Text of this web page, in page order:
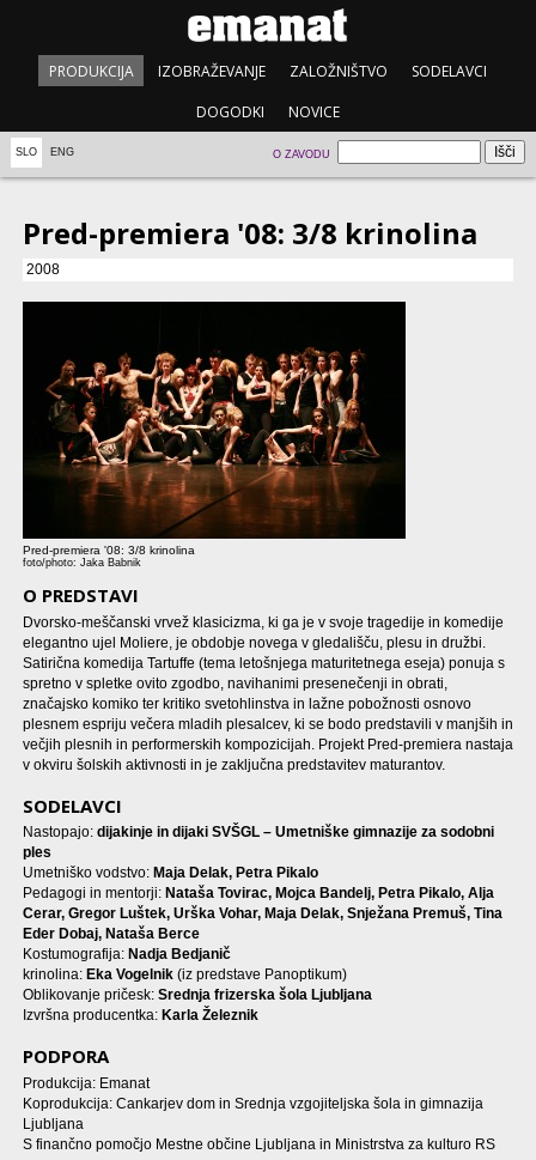
PRODUKCIJA IZOBRAŽEVANJE ZALOŽNIŠTVO SODELAVCI
DOGODKI NOVICE
SLO ENG O ZAVODU
Pred-premiera '08: 3/8 krinolina
2008
Pred-premiera '08: 3/8 krinolina
foto/photo: Jaka Babnik
O PREDSTAVI
Dvorsko-meščanski vrvež klasicizma, ki ga je v svoje tragedije in komedije
elegantno ujel Moliere, je obdobje novega v gledališču, plesu in družbi.
Satirična komedija Tartuffe (tema letošnjega maturitetnega eseja) ponuja s
spretno v spletke ovito zgodbo, navihanimi presenečenji in obrati,
značajsko komiko ter kritiko svetohlinstva in lažne pobožnosti osnovo
plesnem espriju večera mladih plesalcev, ki se bodo predstavili v manjših in
večjih plesnih in performerskih kompozicijah. Projekt Pred-premiera nastaja
v okviru šolskih aktivnosti in je zaključna predstavitev maturantov.
SODELAVCI
Nastopajo: dijakinje in dijaki SVŠGL – Umetniške gimnazije za sodobni
ples
Umetniško vodstvo: Maja Delak, Petra Pikalo
Pedagogi in mentorji: Nataša Tovirac, Mojca Bandelj, Petra Pikalo, Alja
Cerar, Gregor Luštek, Urška Vohar, Maja Delak, Snježana Premuš, Tina
Eder Dobaj, Nataša Berce
Kostumografija: Nadja Bedjanič
krinolina: Eka Vogelnik(iz predstave Panoptikum)
Oblikovanje pričesk: Srednja frizerska šola Ljubljana
Izvršna producentka: Karla Železnik
PODPORA
Produkcija: Emanat
Koprodukcija: Cankarjev dom in Srednja vzgojiteljska šola in gimnazija
Ljubljana
S finančno pomočjo Mestne občine Ljubljana in Ministrstva za kulturo RS